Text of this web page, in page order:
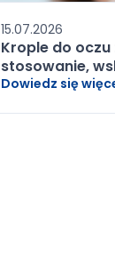
15.07.2026
Krople do
stosowanie,
Dowiedz się